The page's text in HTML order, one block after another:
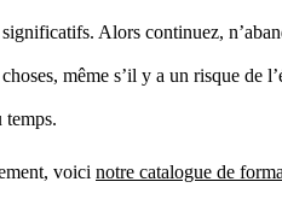
Alors continuez,
même s’il y a un risque de
temps.
voici notre catalogue de